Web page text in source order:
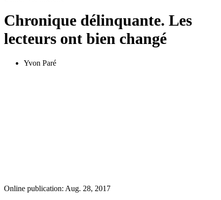
Chronique délinquante. Les
lecteurs ont bien changé
Yvon Paré
Online publication: Aug. 28, 2017